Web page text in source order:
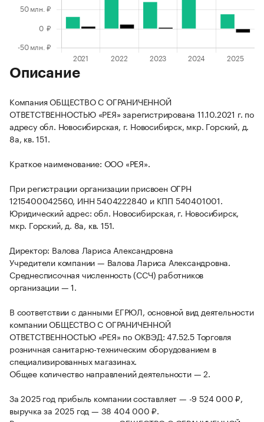
Описание
Компания ОБЩЕСТВО С ОГРАНИЧЕННОЙ
ОТВЕТСТВЕННОСТЬЮ «РЕЯ» зарегистрирована 11.10.2021 г. по
адресу обл. Новосибирская, г. Новосибирск, мкр. Горский, д.
8а, кв. 151.
Краткое наименование: ООО «РЕЯ».
При регистрации организации присвоен ОГРН
1215400042560, ИНН 5404222840 и КПП 540401001.
Юридический адрес: обл. Новосибирская, г. Новосибирск,
мкр. Горский, д. 8а, кв. 151.
Директор: Валова Лариса Александровна
Учредители компании — Валова Лариса Александровна.
Среднесписочная численность (ССЧ) работников
организации — 1.
В соответствии с данными ЕГРЮЛ, основной вид деятельности
компании ОБЩЕСТВО С ОГРАНИЧЕННОЙ
ОТВЕТСТВЕННОСТЬЮ «РЕЯ» по ОКВЭД: 47.52.5 Торговля
розничная санитарно-техническим оборудованием в
специализированных магазинах.
Общее количество направлений деятельности — 2.
За 2025 год прибыль компании составляет — -9 524 000 ₽,
выручка за 2025 год — 38 404 000 ₽.